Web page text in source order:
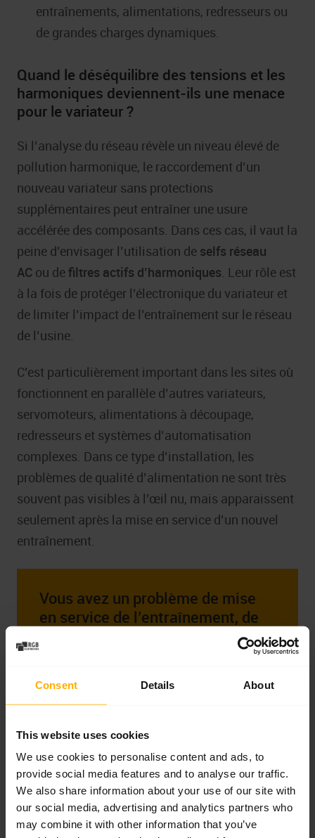
Consent Details About
This website uses cookies
We use cookies to personalise content and ads, to
provide social media features and to analyse our traffic.
We also share information about your use of our site with
our social media, advertising and analytics partners who
may combine it with other information that you’ve
entraînements, alimentations, redresseurs ou
de grandes charges dynamiques.
Quand le déséquilibre des tensions et les
harmoniques deviennent-ils une menace
pour le variateur ?
Si l’analyse du réseau révèle un niveau élevé de
pollution harmonique, le raccordement d’un
nouveau variateur sans protections
supplémentaires peut entraîner une usure
accélérée des composants. Dans ces cas, il vaut la
peine d’envisager l’utilisation de selfs réseau
AC ou defiltres actifs d’harmoniques . Leur rôle est
à la fois de protéger l’électronique du variateur et
de limiter l’impact de l’entraînement sur le réseau
de l’usine.
C’est particulièrement important dans les sites où
fonctionnent en parallèle d’autres variateurs,
servomoteurs, alimentations à découpage,
redresseurs et systèmes d’automatisation
complexes. Dans ce type d’installation, les
problèmes de qualité d’alimentation ne sont très
souvent pas visibles à l’œil nu, mais apparaissent
seulement après la mise en service d’un nouvel
entraînement.
Vous avez un problème de mise
en service de l’entraînement, de
surcharges ou d’erreurs après le
Contactez-nous. Nous vous aiderons pour
l’évaluation de la nécessité d’une
réparation, d’une régénération ou d’une
modernisation du système.
Hotline service :+48 717 500 983
Email : biuro@rgbelektronika.pl